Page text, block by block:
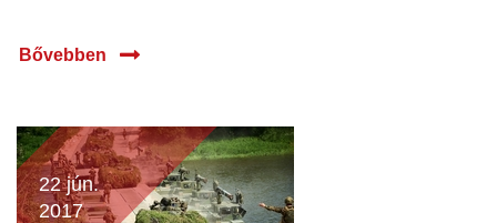
Bővebben
22 jún.
2017